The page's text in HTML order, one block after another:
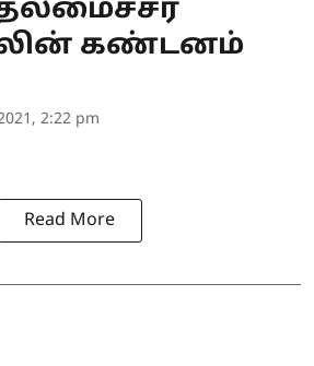
கண்டனம்
2:22 pm
Read More